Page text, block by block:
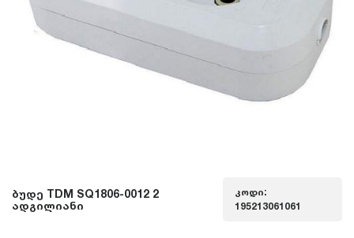
ბუდე TDM SQ1806-0012 2
ადგილიანი
კოდი:
195213061061